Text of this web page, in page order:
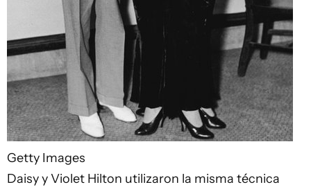
Getty Images
Daisy y Violet Hilton utilizaron la misma técnica